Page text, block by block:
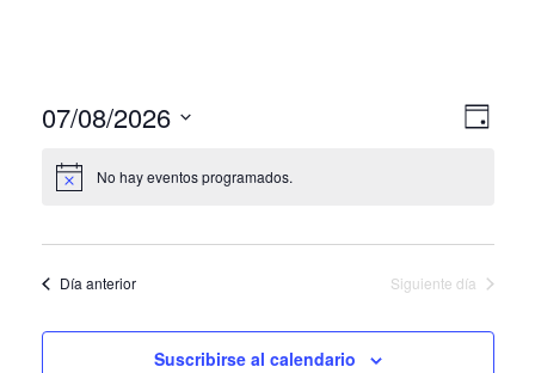
de
Día
07/08/2026
fecha.
No hay eventos programados.
Día anterior Siguiente día
Suscribirse al calendario